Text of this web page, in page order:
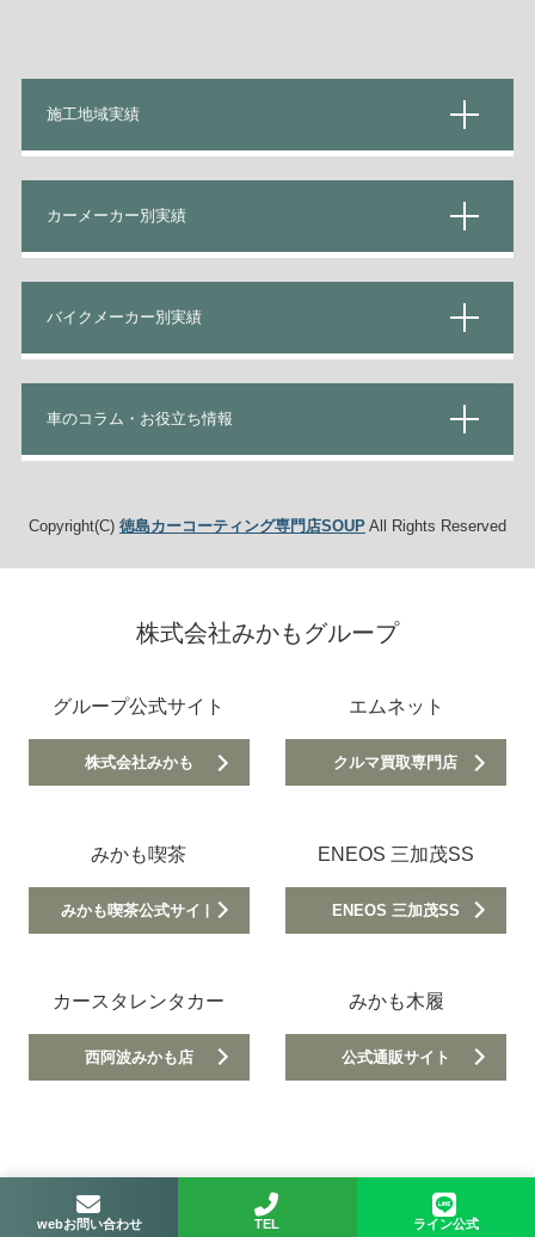
webお問い合わせ TEL ライン公式
施工地域実績
カーメーカー別実績
バイクメーカー別実績
車のコラム・お役立ち情報
Copyright(C) 徳島カーコーティング専門店SOUPAll Rights Reserved
株式会社みかもグループ
グループ公式サイト
株式会社みかも
エムネット
クルマ買取専門店
みかも喫茶
みかも喫茶公式サイト
ENEOS 三加茂SS
ENEOS 三加茂SS
カースタレンタカー
西阿波みかも店
みかも木履
公式通販サイト